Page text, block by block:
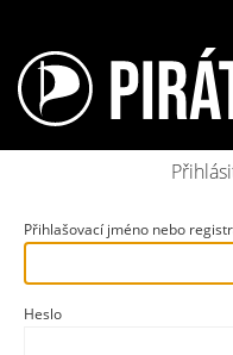
Přihlašovací jméno nebo
Heslo